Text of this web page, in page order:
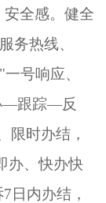
全感。健全
务热线、
号响应、
—跟踪—反
限时办结，
办、快办快
日内办结，